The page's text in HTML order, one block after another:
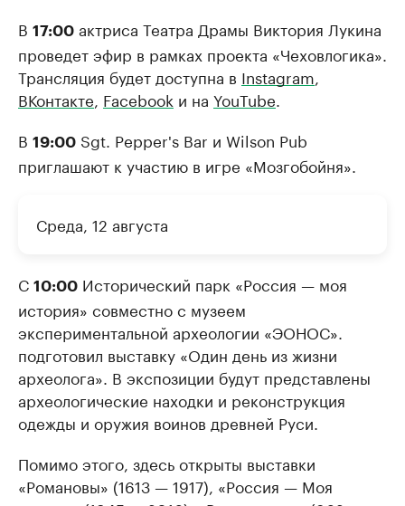
В 17:00 актриса Театра Драмы Виктория Лукина
проведет эфир в рамках проекта «Чеховлогика».
Трансляция будет доступна в Instagram
ВКонтакте Facebook и на YouTube
В 19:00 Sgt. Pepper's Bar и Wilson Pub
приглашают к участию в игре «Мозгобойня».
Среда, 12 августа
С 10:00 Исторический парк «Россия — моя
история» совместно с музеем
экспериментальной археологии «ЭОНОС».
подготовил выставку «Один день из жизни
археолога». В экспозиции будут представлены
археологические находки и реконструкция
одежды и оружия воинов древней Руси.
Помимо этого, здесь открыты выставки
«Романовы» (1613 — 1917), «Россия — Моя